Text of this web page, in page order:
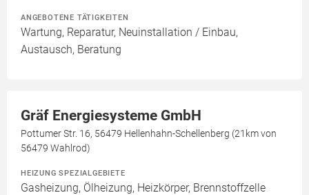
ANGEBOTENE TÄTIGKEITEN
Wartung, Reparatur, Neuinstallation / Einbau,
Austausch, Beratung
Gräf Energiesysteme GmbH
Pottumer Str. 16, 56479 Hellenhahn-Schellenberg (21km von
56479 Wahlrod)
HEIZUNG SPEZIALGEBIETE
Gasheizung, Ölheizung, Heizkörper, Brennstoffzelle